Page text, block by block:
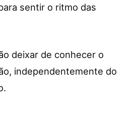
sentir o ritmo das
deixar de conhecer o
independentemente do